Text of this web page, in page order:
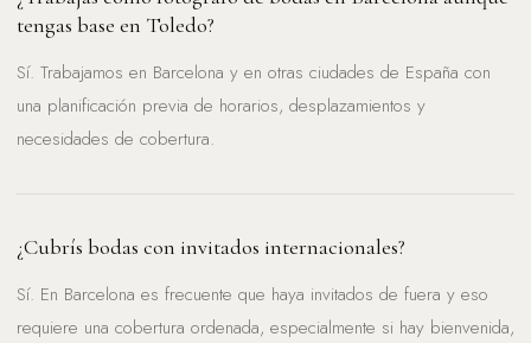
tengas base en Toledo?
Sí. Trabajamos en Barcelona y en otras ciudades de España con
una planificación previa de horarios, desplazamientos y
necesidades de cobertura.
¿Cubrís bodas con invitados internacionales?
Sí. En Barcelona es frecuente que haya invitados de fuera y eso
requiere una cobertura ordenada, especialmente si hay bienvenida,